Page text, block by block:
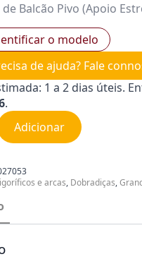
Balcão Pivo (Apoio
o modelo
de ajuda? Fale
1 a 2 dias úteis.
.
Adicionar
e arcas, Dobradiças,